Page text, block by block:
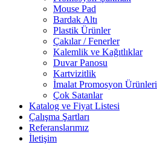
Mouse Pad
Bardak Altı
Plastik Ürünler
Çakılar / Fenerler
Kalemlik ve Kağıtlıklar
Duvar Panosu
Kartvizitlik
İmalat Promosyon Ürünleri
Çok Satanlar
Katalog ve Fiyat Listesi
Çalışma Şartları
Referanslarımız
İletişim